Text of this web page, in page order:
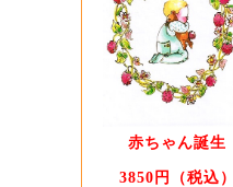
赤ちゃん誕生
3850円（税込